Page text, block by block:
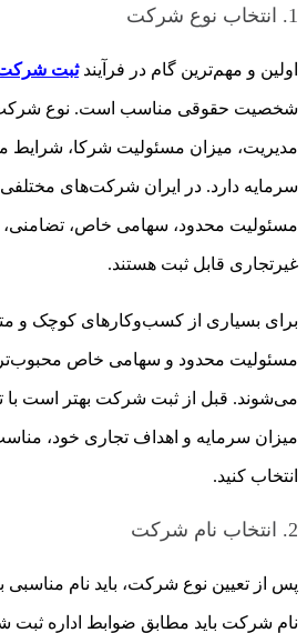
1. انتخاب نوع شرکت
اولین و مهم‌ترین گام در فرآیندثبت
شخصیت حقوقی مناسب است. نوع شرکت
مدیریت، میزان مسئولیت شرکا، شرایط
سرمایه دارد. در ایران شرکت‌های
مسئولیت محدود، سهامی خاص،
غیرتجاری قابل ثبت هستند.
برای بسیاری از کسب‌وکارهای کوچک و
مسئولیت محدود و سهامی خاص
می‌شوند. قبل از ثبت شرکت بهتر است با
میزان سرمایه و اهداف تجاری خود،
انتخاب کنید.
2. انتخاب نام شرکت
پس از تعیین نوع شرکت، باید نام
نام شرکت باید مطابق ضوابط اداره ثبت